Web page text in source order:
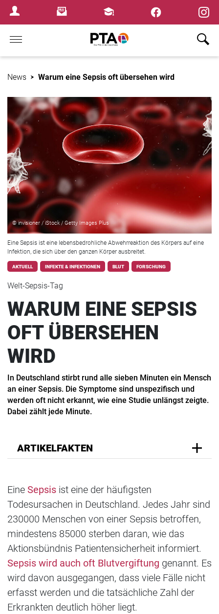
Login MenuNewsletterFortbildungen
Home
News Warum eine Sepsis oft übersehen wird
© invisioner / iStock / Getty Images Plus
Eine Sepsis ist eine lebensbedrohliche Abwehrreaktion des Körpers auf eine
Infektion, die sich über den ganzen Körper ausbreitet.
AKTUELL INFEKTE & INFEKTIONEN BLUT FORSCHUNG
Welt-Sepsis-Tag
WARUM EINE SEPSIS
OFT ÜBERSEHEN
WIRD
In Deutschland stirbt rund alle sieben Minuten ein Mensch
an einer Sepsis. Die Symptome sind unspezifisch und
werden oft nicht erkannt, wie eine Studie unlängst zeigte.
Dabei zählt jede Minute.
ARTIKELFAKTEN
Eine Sepsis ist eine der häufigsten
Todesursachen in Deutschland. Jedes Jahr sind
230000 Menschen von einer Sepsis betroffen,
mindestens 85000 sterben daran, wie das
Aktionsbündnis Patientensicherheit informiert.
Sepsis wird auch oft Blutvergiftung genannt. Es
wird davon ausgegangen, dass viele Fälle nicht
erfasst werden und die tatsächliche Zahl der
Erkrankten deutlich höher liegt.
×